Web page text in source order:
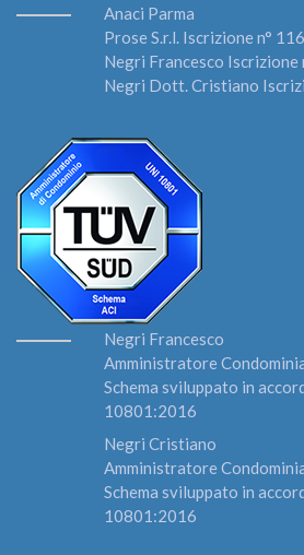
Anaci Parma
Prose S.r.l. Iscrizione n°
Negri Francesco Iscrizione
Negri Dott. Cristiano
Negri Francesco
Amministratore
Schema sviluppato in
10801:2016
Negri Cristiano
Amministratore
Schema sviluppato in
10801:2016